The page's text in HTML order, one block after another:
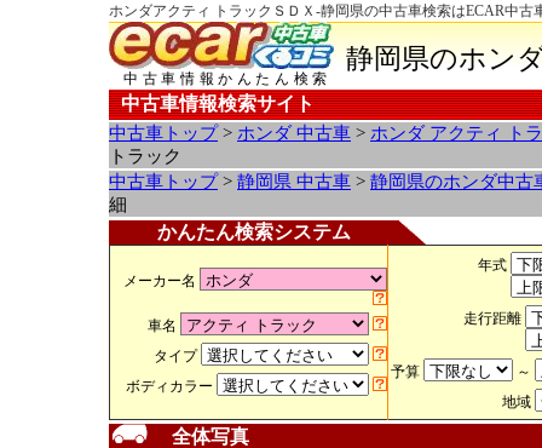
ホンダアクティ トラックＳＤＸ-静岡県の中古車検索はECAR中古
中古車情報かんたん検索
静岡県のホン
中古車情報検索サイト
中古車トップ> ホンダ 中古車 > ホンダ アクティ ト
トラック
中古車トップ> 静岡県 中古車 > 静岡県のホンダ中古
細
かんたん検索システム
メーカー名
車名
タイプ
ボディカラー
年式
走行距離
予算
～
地域
全体写真